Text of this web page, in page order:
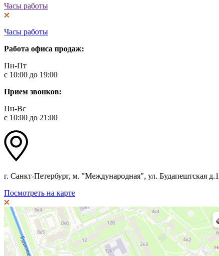
Часы работы
Часы работы
Работа офиса продаж:
Пн-Пт
с 10:00 до 19:00
Прием звонков:
Пн-Вс
с 10:00 до 21:00
г. Санкт-Петербург, м. "Международная", ул. Будапештская
Посмотреть на карте